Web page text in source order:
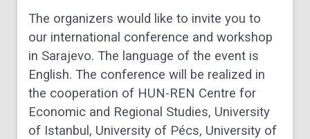
The organizers would like to invite you to
our international conference and workshop
in Sarajevo. The language of the event is
English. The conference will be realized in
the cooperation of HUN-REN Centre for
Economic and Regional Studies, University
of Istanbul, University of Pécs, University of